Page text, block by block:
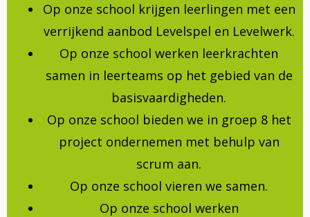
Op onze school krijgen leerlingen met een
verrijkend aanbod Levelspel en Levelwerk.
Op onze school werken leerkrachten
samen in leerteams op het gebied van de
basisvaardigheden.
Op onze school bieden we in groep 8 het
project ondernemen met behulp van
scrum aan.
Op onze school vieren we samen.
Op onze school werken